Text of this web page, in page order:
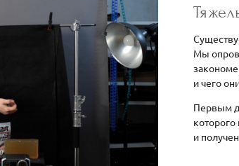
Мы
и чего
Первым
и